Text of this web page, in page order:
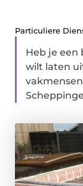
Particuliere
Heb je
wilt laten